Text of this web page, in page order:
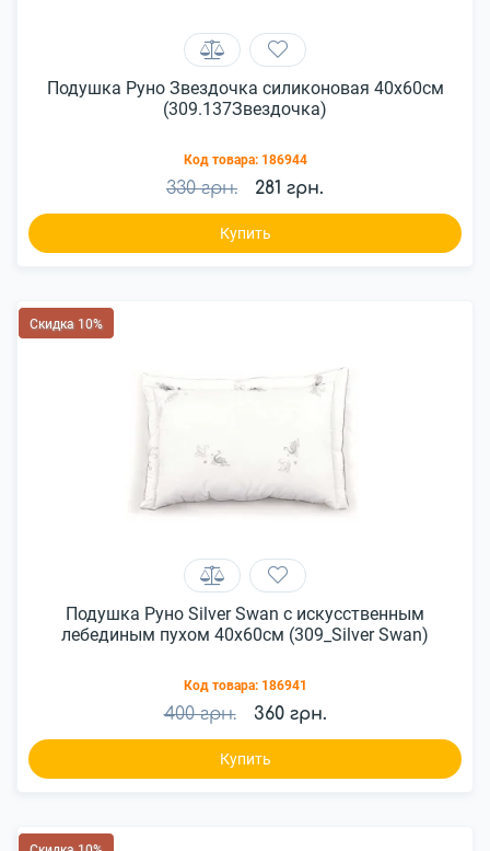
Подушка Руно Звездочка силиконовая 40x60см
(309.137Звездочка)
Код товара: 186944
330 грн. 281 грн.
Купить
Скидка 10%
Подушка Руно Silver Swan с искусственным
лебединым пухом 40x60см (309_Silver Swan)
Код товара: 186941
400 грн. 360 грн.
Купить